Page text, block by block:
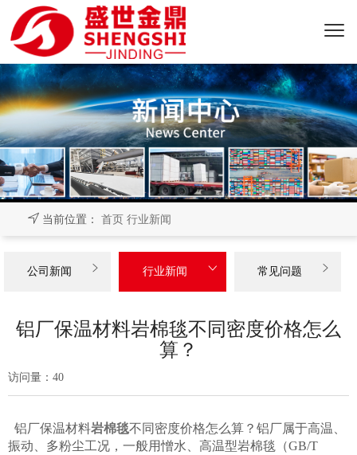
当前位置： 首页 行业新闻
公司新闻  行业新闻  常见问题 
铝厂保温材料岩棉毯不同密度价格怎么
算？
访问量： 40
铝厂保温材料岩棉毯不同密度价格怎么算？铝厂属于高温、
振动、多粉尘工况，一般用憎水、高温型岩棉毯（GB/T